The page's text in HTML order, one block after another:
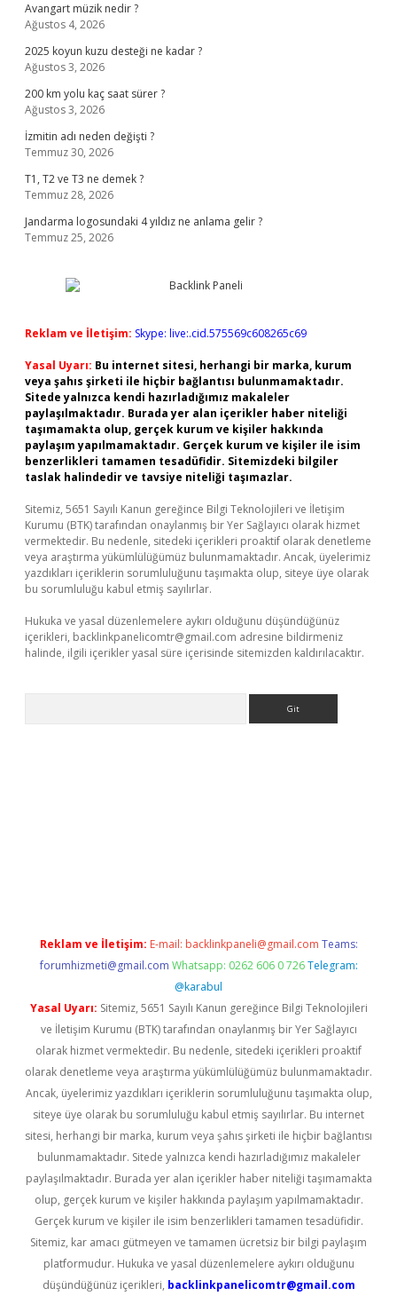
Avangart müzik nedir ?
Ağustos 4, 2026
2025 koyun kuzu desteği ne kadar ?
Ağustos 3, 2026
200 km yolu kaç saat sürer ?
Ağustos 3, 2026
İzmitin adı neden değişti ?
Temmuz 30, 2026
T1, T2 ve T3 ne demek ?
Temmuz 28, 2026
Jandarma logosundaki 4 yıldız ne anlama gelir ?
Temmuz 25, 2026
Reklam ve İletişim: Skype: live:.cid.575569c608265c69
Yasal Uyarı: Bu internet sitesi, herhangi bir marka, kurum
veya şahıs şirketi ile hiçbir bağlantısı bulunmamaktadır.
Sitede yalnızca kendi hazırladığımız makaleler
paylaşılmaktadır. Burada yer alan içerikler haber niteliği
taşımamakta olup, gerçek kurum ve kişiler hakkında
paylaşım yapılmamaktadır. Gerçek kurum ve kişiler ile isim
benzerlikleri tamamen tesadüfidir. Sitemizdeki bilgiler
taslak halindedir ve tavsiye niteliği taşımazlar.
Sitemiz, 5651 Sayılı Kanun gereğince Bilgi Teknolojileri ve İletişim
Kurumu (BTK) tarafından onaylanmış bir Yer Sağlayıcı olarak hizmet
vermektedir. Bu nedenle, sitedeki içerikleri proaktif olarak denetleme
veya araştırma yükümlülüğümüz bulunmamaktadır. Ancak, üyelerimiz
yazdıkları içeriklerin sorumluluğunu taşımakta olup, siteye üye olarak
bu sorumluluğu kabul etmiş sayılırlar.
Hukuka ve yasal düzenlemelere aykırı olduğunu düşündüğünüz
içerikleri, backlinkpanelicomtr@gmail.com adresine bildirmeniz
halinde, ilgili içerikler yasal süre içerisinde sitemizden kaldırılacaktır.
Reklam ve İletişim: E-mail: backlinkpaneli@gmail.com Teams:
forumhizmeti@gmail.com Whatsapp: 0262 606 0 726 Telegram:
@karabul
Yasal Uyarı: Sitemiz, 5651 Sayılı Kanun gereğince Bilgi Teknolojileri
ve İletişim Kurumu (BTK) tarafından onaylanmış bir Yer Sağlayıcı
olarak hizmet vermektedir. Bu nedenle, sitedeki içerikleri proaktif
olarak denetleme veya araştırma yükümlülüğümüz bulunmamaktadır.
Ancak, üyelerimiz yazdıkları içeriklerin sorumluluğunu taşımakta olup,
siteye üye olarak bu sorumluluğu kabul etmiş sayılırlar. Bu internet
sitesi, herhangi bir marka, kurum veya şahıs şirketi ile hiçbir bağlantısı
bulunmamaktadır. Sitede yalnızca kendi hazırladığımız makaleler
paylaşılmaktadır. Burada yer alan içerikler haber niteliği taşımamakta
olup, gerçek kurum ve kişiler hakkında paylaşım yapılmamaktadır.
Gerçek kurum ve kişiler ile isim benzerlikleri tamamen tesadüfidir.
Sitemiz, kar amacı gütmeyen ve tamamen ücretsiz bir bilgi paylaşım
platformudur. Hukuka ve yasal düzenlemelere aykırı olduğunu
düşündüğünüz içerikleri, backlinkpanelicomtr@gmail.com